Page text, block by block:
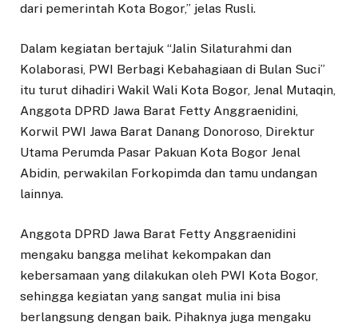
dari pemerintah Kota Bogor,” jelas Rusli.
Dalam kegiatan bertajuk “Jalin Silaturahmi dan
Kolaborasi, PWI Berbagi Kebahagiaan di Bulan Suci”
itu turut dihadiri Wakil Wali Kota Bogor, Jenal Mutaqin,
Anggota DPRD Jawa Barat Fetty Anggraenidini,
Korwil PWI Jawa Barat Danang Donoroso, Direktur
Utama Perumda Pasar Pakuan Kota Bogor Jenal
Abidin, perwakilan Forkopimda dan tamu undangan
lainnya.
Anggota DPRD Jawa Barat Fetty Anggraenidini
mengaku bangga melihat kekompakan dan
kebersamaan yang dilakukan oleh PWI Kota Bogor,
sehingga kegiatan yang sangat mulia ini bisa
berlangsung dengan baik. Pihaknya juga mengaku